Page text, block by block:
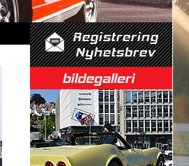
Registrering
Nyhetsbrev
Bildegalleri